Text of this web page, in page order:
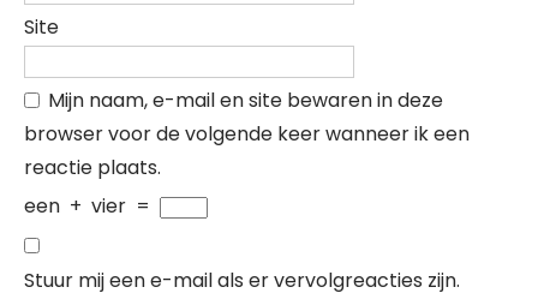
Site
Mijn naam, e-mail en site bewaren in deze
browser voor de volgende keer wanneer ik een
reactie plaats.
een + vier =
Stuur mij een e-mail als er vervolgreacties zijn.